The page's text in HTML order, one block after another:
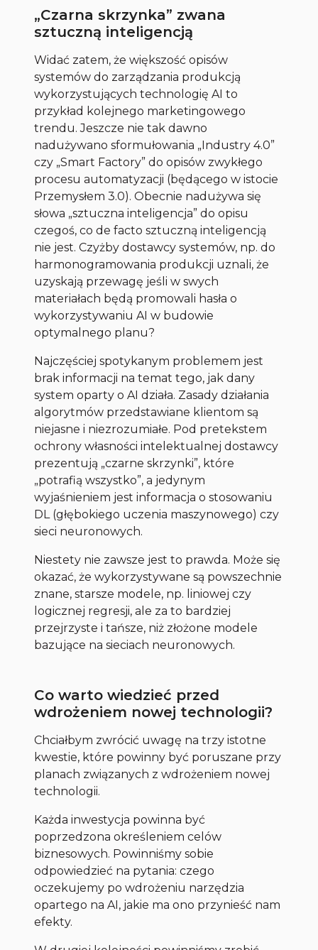
„Czarna skrzynka” zwana
sztuczną inteligencją
Widać zatem, że większość opisów
systemów do zarządzania produkcją
wykorzystujących technologię AI to
przykład kolejnego marketingowego
trendu. Jeszcze nie tak dawno
nadużywano sformułowania „Industry 4.0”
czy „Smart Factory” do opisów zwykłego
procesu automatyzacji (będącego w istocie
Przemysłem 3.0). Obecnie nadużywa się
słowa „sztuczna inteligencja” do opisu
czegoś, co de facto sztuczną inteligencją
nie jest. Czyżby dostawcy systemów, np. do
harmonogramowania produkcji uznali, że
uzyskają przewagę jeśli w swych
materiałach będą promowali hasła o
wykorzystywaniu AI w budowie
optymalnego planu?
Najczęściej spotykanym problemem jest
brak informacji na temat tego, jak dany
system oparty o AI działa. Zasady działania
algorytmów przedstawiane klientom są
niejasne i niezrozumiałe. Pod pretekstem
ochrony własności intelektualnej dostawcy
prezentują „czarne skrzynki”, które
„potrafią wszystko”, a jedynym
wyjaśnieniem jest informacja o stosowaniu
DL (głębokiego uczenia maszynowego) czy
sieci neuronowych.
Niestety nie zawsze jest to prawda. Może się
okazać, że wykorzystywane są powszechnie
znane, starsze modele, np. liniowej czy
logicznej regresji, ale za to bardziej
przejrzyste i tańsze, niż złożone modele
bazujące na sieciach neuronowych.
Co warto wiedzieć przed
wdrożeniem nowej technologii?
Chciałbym zwrócić uwagę na trzy istotne
kwestie, które powinny być poruszane przy
planach związanych z wdrożeniem nowej
technologii.
Każda inwestycja powinna być
poprzedzona określeniem celów
biznesowych. Powinniśmy sobie
odpowiedzieć na pytania: czego
oczekujemy po wdrożeniu narzędzia
opartego na AI, jakie ma ono przynieść nam
efekty.